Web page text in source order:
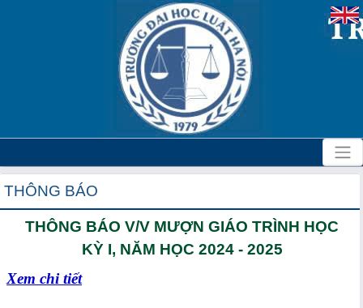
THÔNG BÁO
THÔNG BÁO V/V MƯỢN GIÁO TRÌNH HỌC
KỲ I, NĂM HỌC 2024 - 2025
Xem chi tiết